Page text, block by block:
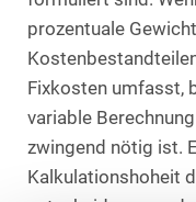
prozentuale
Fixkosten umfasst,
variable
zwingend nötig ist.
Kalkulationshoheit